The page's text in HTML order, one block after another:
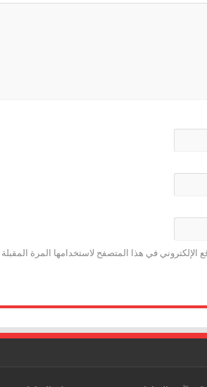
الإلكتروني في هذا المتصفح لاستخدامها المرة